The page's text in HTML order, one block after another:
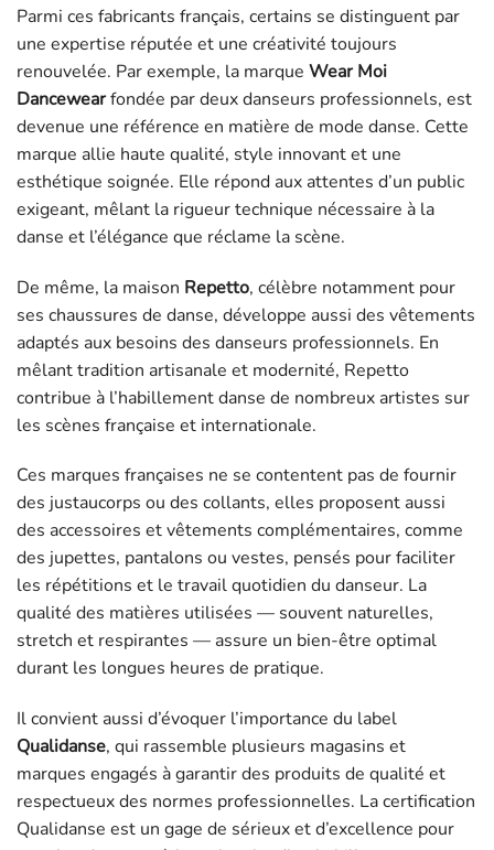
Parmi ces fabricants français, certains se distinguent par
une expertise réputée et une créativité toujours
renouvelée. Par exemple, la marque Wear Moi
Dancewearfondée par deux danseurs professionnels, est
devenue une référence en matière de mode danse. Cette
marque allie haute qualité, style innovant et une
esthétique soignée. Elle répond aux attentes d’un public
exigeant, mêlant la rigueur technique nécessaire à la
danse et l’élégance que réclame la scène.
De même, la maison Repetto, célèbre notamment pour
ses chaussures de danse, développe aussi des vêtements
adaptés aux besoins des danseurs professionnels. En
mêlant tradition artisanale et modernité, Repetto
contribue à l’habillement danse de nombreux artistes sur
les scènes française et internationale.
Ces marques françaises ne se contentent pas de fournir
des justaucorps ou des collants, elles proposent aussi
des accessoires et vêtements complémentaires, comme
des jupettes, pantalons ou vestes, pensés pour faciliter
les répétitions et le travail quotidien du danseur. La
qualité des matières utilisées — souvent naturelles,
stretch et respirantes — assure un bien-être optimal
durant les longues heures de pratique.
Il convient aussi d’évoquer l’importance du label
Qualidanse, qui rassemble plusieurs magasins et
marques engagés à garantir des produits de qualité et
respectueux des normes professionnelles. La certification
Qualidanse est un gage de sérieux et d’excellence pour